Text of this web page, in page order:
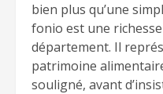
bien plus qu’une
fonio est une
département. Il
patrimoine
souligné, avant